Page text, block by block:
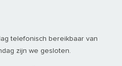
telefonisch bereikbaar van
zijn we gesloten.